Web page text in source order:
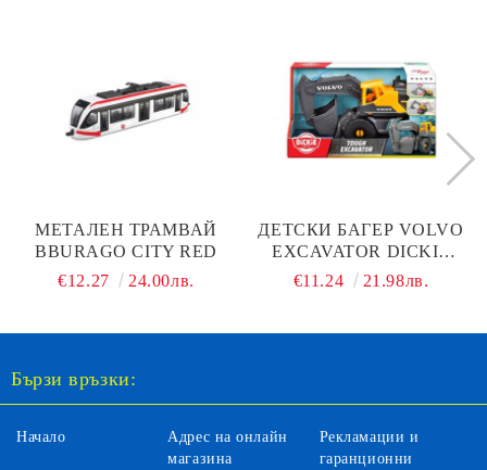
МЕТАЛЕН ТРАМВАЙ
BBURAGO CITY RED
€12.27
24.00лв.
ДЕТСКИ БАГЕР VOLVO
EXCAVATOR DICKIE
203724011
€11.24 21.98лв.
Бързи връзки:
Начало
Адрес на онлайн
магазина
Рекламации и
гаранционни